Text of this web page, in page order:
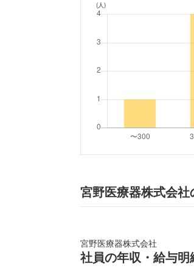
(人)
宮野医療器株式会社
宮野医療器株式会社
社員の年収・給与明